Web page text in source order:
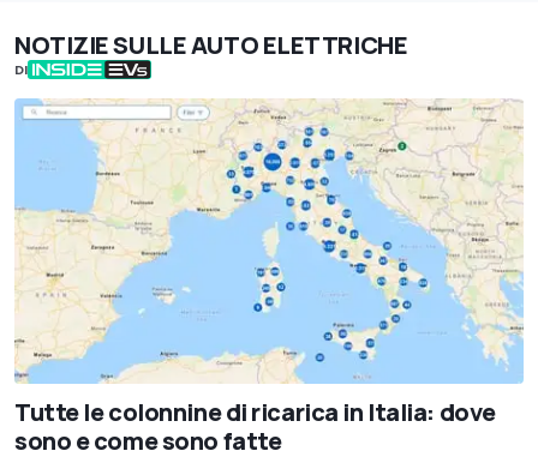
NOTIZIE SULLE AUTO ELETTRICHE
DI
Tutte le colonnine di ricarica in Italia: dove
sono e come sono fatte